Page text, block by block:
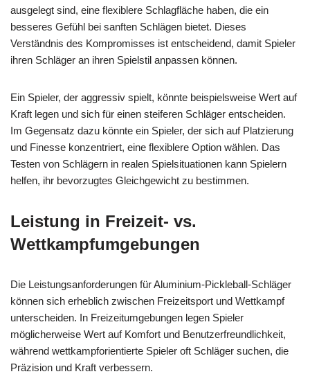
ausgelegt sind, eine flexiblere Schlagfläche haben, die ein
besseres Gefühl bei sanften Schlägen bietet. Dieses
Verständnis des Kompromisses ist entscheidend, damit Spieler
ihren Schläger an ihren Spielstil anpassen können.
Ein Spieler, der aggressiv spielt, könnte beispielsweise Wert auf
Kraft legen und sich für einen steiferen Schläger entscheiden.
Im Gegensatz dazu könnte ein Spieler, der sich auf Platzierung
und Finesse konzentriert, eine flexiblere Option wählen. Das
Testen von Schlägern in realen Spielsituationen kann Spielern
helfen, ihr bevorzugtes Gleichgewicht zu bestimmen.
Leistung in Freizeit- vs.
Wettkampfumgebungen
Die Leistungsanforderungen für Aluminium-Pickleball-Schläger
können sich erheblich zwischen Freizeitsport und Wettkampf
unterscheiden. In Freizeitumgebungen legen Spieler
möglicherweise Wert auf Komfort und Benutzerfreundlichkeit,
während wettkampforientierte Spieler oft Schläger suchen, die
Präzision und Kraft verbessern.